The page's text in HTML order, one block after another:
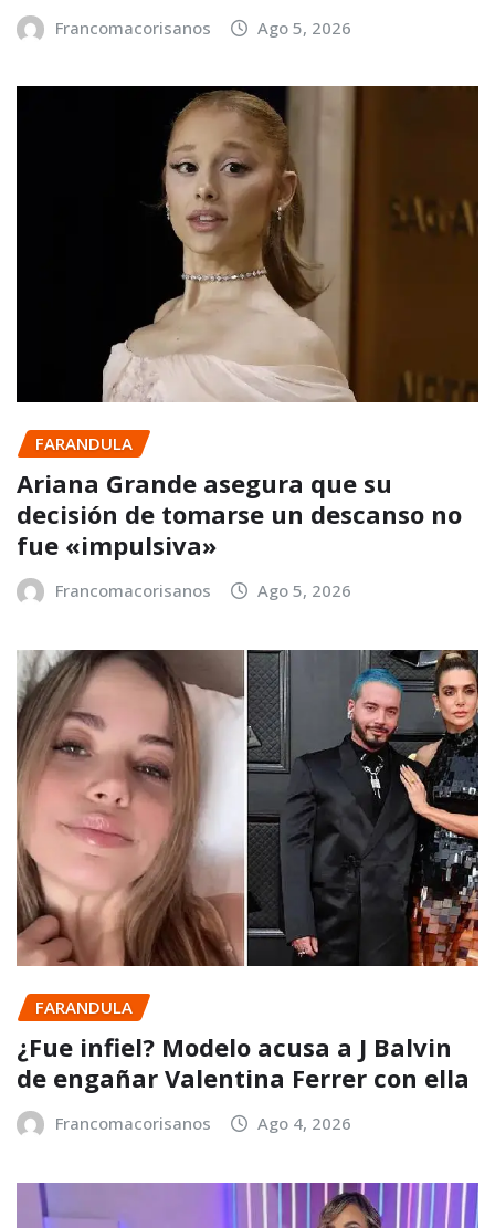
Francomacorisanos Ago 5, 2026
FARANDULA
Ariana Grande asegura que su
decisión de tomarse un descanso no
fue «impulsiva»
Francomacorisanos Ago 5, 2026
FARANDULA
¿Fue infiel? Modelo acusa a J Balvin
de engañar Valentina Ferrer con ella
Francomacorisanos Ago 4, 2026